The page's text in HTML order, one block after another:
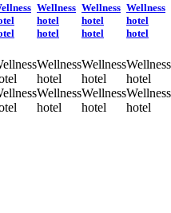
Wellness
hotel
hotel
Wellness
hotel
Wellness
hotel
Wellness
hotel
hotel
Wellness
hotel
Wellness
hotel
Wellness
hotel
hotel
Wellness
hotel
Wellness
hotel